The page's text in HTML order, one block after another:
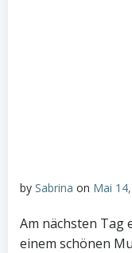
by Sabrina on Mai
Am nächsten Tag
einem schönen